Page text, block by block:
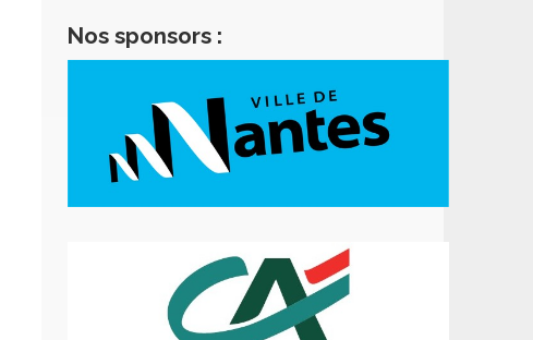
Nos sponsors :